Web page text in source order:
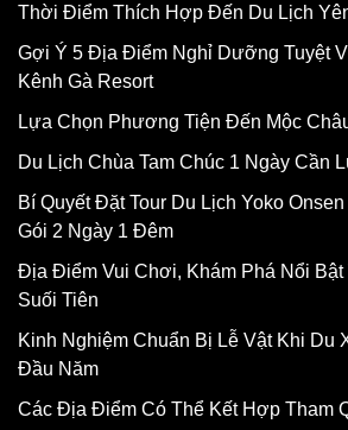
Thời Điểm Thích Hợp Đến Du Lịch
Gợi Ý 5 Địa Điểm Nghỉ Dưỡng Tuyệt
Kênh Gà Resort
Lựa Chọn Phương Tiện Đến Mộc
Du Lịch Chùa Tam Chúc 1 Ngày Cần
Bí Quyết Đặt Tour Du Lịch Yoko
Gói 2 Ngày 1 Đêm
Địa Điểm Vui Chơi, Khám Phá Nổi Bật
Suối Tiên
Kinh Nghiệm Chuẩn Bị Lễ Vật Khi Du
Đầu Năm
Các Địa Điểm Có Thể Kết Hợp Tham